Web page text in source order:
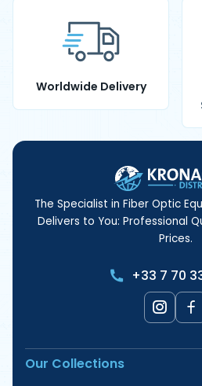
Worldwide Delivery
The Specialist in Fiber Optic
Delivers to You: Professional
Prices.
+33 7 70
Our Collections